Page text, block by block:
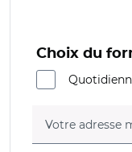
Choix du
Votre adresse